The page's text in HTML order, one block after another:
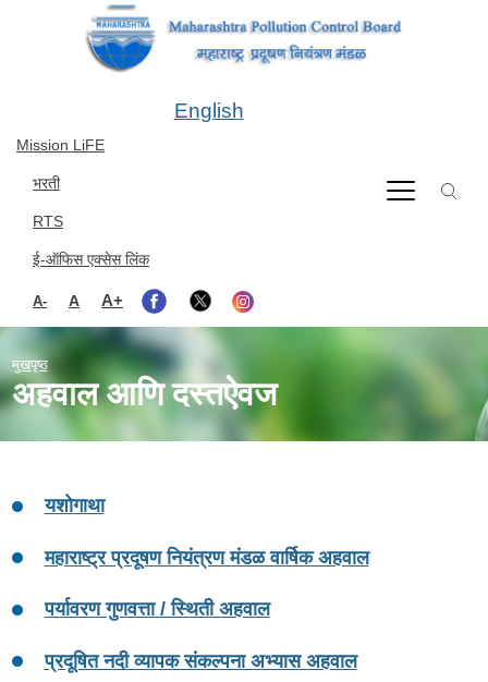
Mission LiFE
भरती
RTS
ई-ऑफिस एक्सेस लिंक
A- A A+
English
मुखपृष्ठ
अहवाल आणि दस्तऐवज
यशोगाथा
महाराष्ट्र प्रदूषण नियंत्रण मंडळ वार्षिक अहवाल
पर्यावरण गुणवत्ता / स्थिती अहवाल
प्रदूषित नदी व्यापक संकल्पना अभ्यास अहवाल